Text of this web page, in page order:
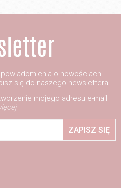
o nowościach i
się do naszego newslettera
mojego adresu e-mail
ZAPISZ SIĘ